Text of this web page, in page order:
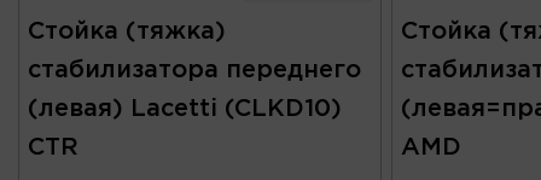
Стойка (тяжка)
стабилизатора переднего
(левая) Lacetti (CLKD10)
CTR
Стойка
AMD